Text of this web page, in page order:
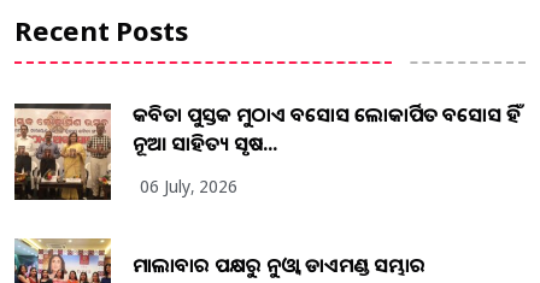
Recent Posts
କବିତା ପୁସ୍ତକ ମୁଠାଏ ଅବସୋସ ଲୋକାର୍ପିତ ଅବସୋସ ହିଁ
ନୂଆ ସାହିତ୍ୟ ସୃଷ...
06 July, 2026
ମାଲାବାର ପକ୍ଷରୁ ନୁଓ୍ବା ଡାଏମଣ୍ଡ ସମ୍ଭାର